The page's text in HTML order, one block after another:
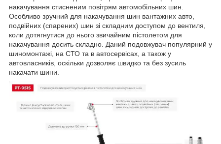
накачування стисненим повітрям автомобільних шин.
Особливо зручний для накачування шин вантажних авто,
подвійних (спарених) шин зі складним доступом до вентиля,
коли дотягнутися до нього звичайним пістолетом для
накачування досить складно. Даний подовжувач популярний у
шиномонтажі, на СТО та в автосервісах, а також у
автовласників, оскільки дозволяє швидко та без зусиль
накачати шини.